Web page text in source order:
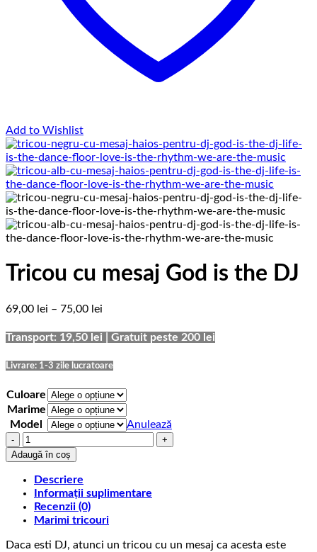
Add to Wishlist
Tricou cu mesaj God is the DJ
69,00 lei – 75,00 lei
prețuri:
până
75,00 lei
Transport: 19,50 lei | Gratuit peste 200 lei
Livrare: 1-3 zile lucratoare
Culoare
Marime
Model
Anulează
Cantitate
Tricou
cu
mesaj
God
is
the
Adaugă în coș
Descriere
Informații suplimentare
Recenzii (0)
Marimi tricouri
Daca esti DJ, atunci un tricou cu un mesaj ca acesta este